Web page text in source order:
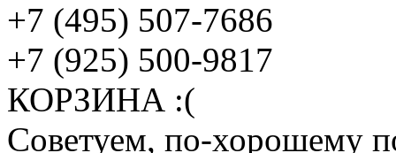
+7 (495) 507-7686
+7 (925) 500-9817
КОРЗИНА :(
Советуем, по-хорошему